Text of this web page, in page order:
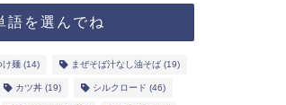
語を選んでね
け麺(14) まぜそば汁なし油そば(19)
カツ丼(19) シルクロード (46)